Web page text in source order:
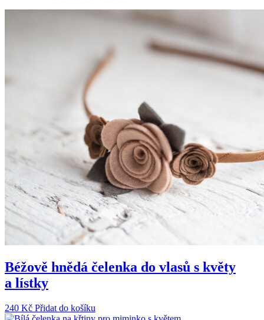
Béžově hnědá čelenka do vlasů s květy
a lístky
240 Kč Přidat do košíku